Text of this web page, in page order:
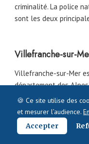
criminalité. La police
sont les deux
Villefranche-sur-
Villefranche-sur-Mer
département des
située entre Nice et
privilégié avec une
Villefranche-sur-Mer
🍪 Ce site utilise des
et mesurer l’audience.
Accepter